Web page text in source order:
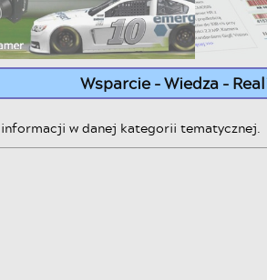
Wsparcie - Wiedza -
w danej kategorii tematycznej.